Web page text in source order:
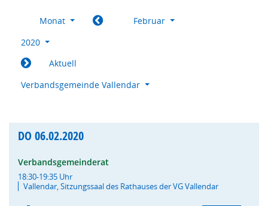
Monat
Februar
2020
Aktuell
Verbandsgemeinde Vallendar
DO 06.02.2020
Verbandsgemeinderat
18:30-19:35 Uhr
Vallendar, Sitzungssaal des Rathauses der VG Vallendar